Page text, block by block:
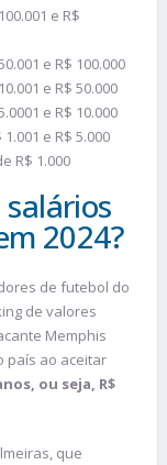
e R$
e R$ 100.000
e R$ 50.000
e R$ 10.000
e R$ 5.000
R$ 1.000
2024?
de futebol do
de valores
Memphis
país ao aceitar
ou seja, R$
que